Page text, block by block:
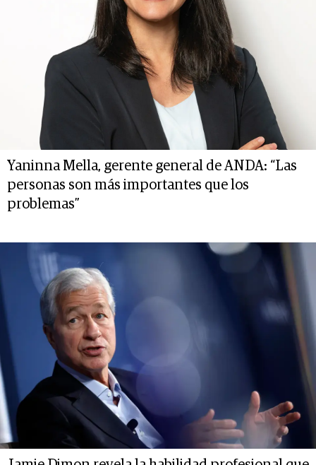
Yaninna Mella, gerente general de ANDA: “Las
personas son más importantes que los
problemas”